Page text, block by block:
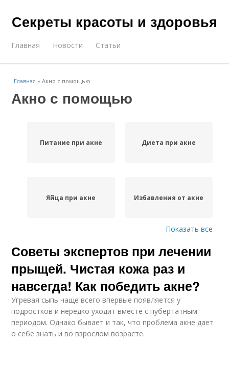
Секреты красоты и здоровья
Главная Новости Статьи
Главная »Акно с помощью
Акно с помощью
Питание при акне Диета при акне
Яйца при акне Избавления от акне
Творог при акне Пятна от акне
Показать все
Советы экспертов при лечении
прыщей. Чистая кожа раз и
навсегда! Как победить акне?
Угревая сыпь чаще всего впервые появляется у
подростков и нередко уходит вместе с пубертатным
периодом. Однако бывает и так, что проблема акне дает
о себе знать и во взрослом возрасте.